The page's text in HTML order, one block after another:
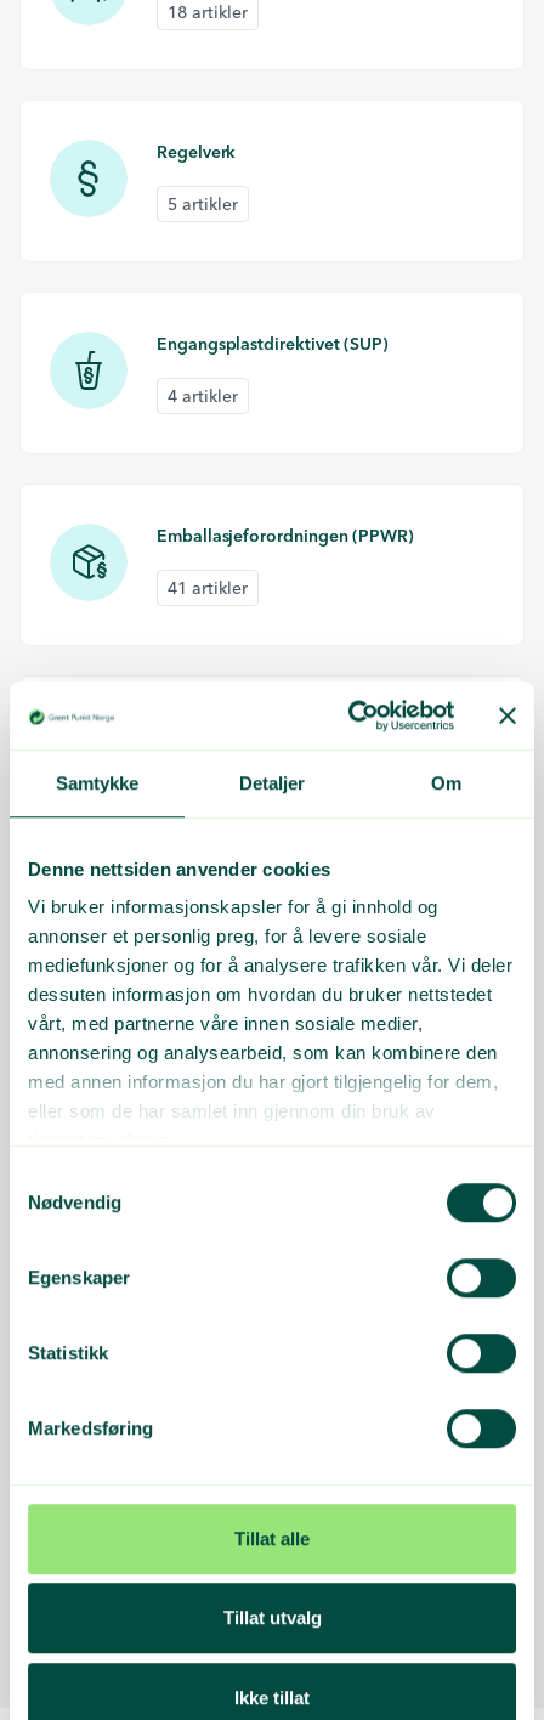
Samtykke Detaljer Om
Denne nettsiden anvender cookies
Vi bruker informasjonskapsler for å gi innhold og
annonser et personlig preg, for å levere sosiale
mediefunksjoner og for å analysere trafikken vår. Vi deler
dessuten informasjon om hvordan du bruker nettstedet
vårt, med partnerne våre innen sosiale medier,
annonsering og analysearbeid, som kan kombinere den
med annen informasjon du har gjort tilgjengelig for dem,
eller som de har samlet inn gjennom din bruk av
Nødvendig
Egenskaper
Statistikk
Markedsføring
Tillat alle
Tillat utvalg
Ikke tillat
18 artikler
Regelverk
5 artikler
Engangsplastdirektivet (SUP)
4 artikler
Emballasjeforordningen (PPWR)
41 artikler
Rapportering og vederlag
Innsamling og gjenvinning
26 artikler
Kildesortering